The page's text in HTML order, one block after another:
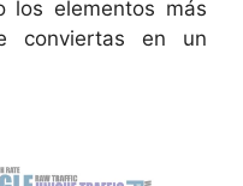
los elementos más
conviertas en un